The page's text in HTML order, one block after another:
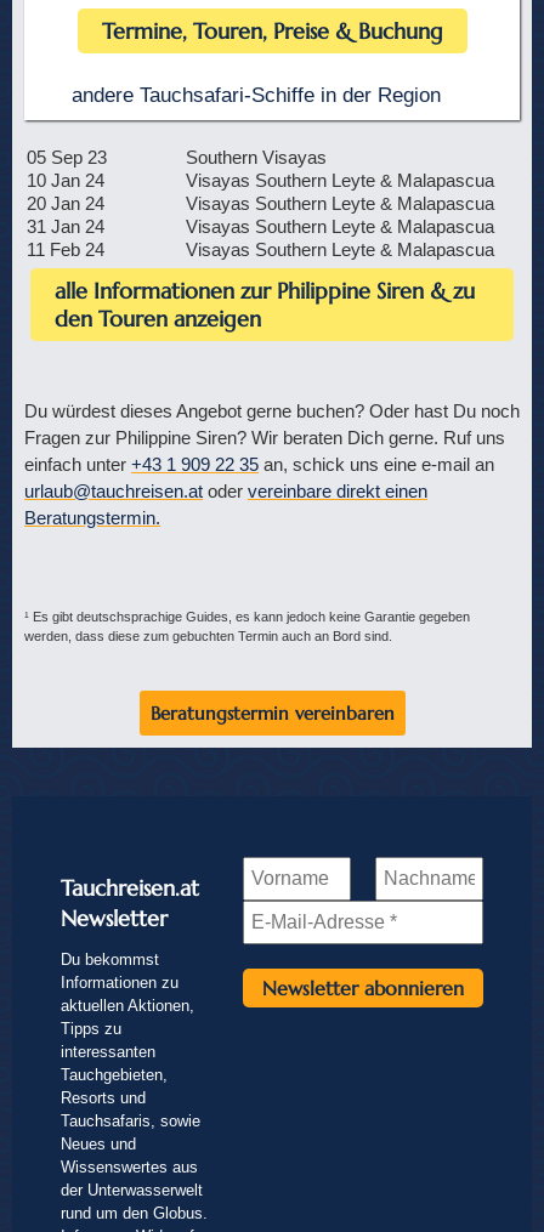
Termine, Touren, Preise & Buchung
andere Tauchsafari-Schiffe in der Region
05 Sep 23
Southern Visayas
10 Jan 24
Visayas Southern Leyte & Malapascua
20 Jan 24
Visayas Southern Leyte & Malapascua
31 Jan 24
Visayas Southern Leyte & Malapascua
11 Feb 24
Visayas Southern Leyte & Malapascua
alle Informationen zur Philippine Siren & zu
den Touren anzeigen
Du würdest dieses Angebot gerne buchen? Oder hast Du noch
Fragen zur Philippine Siren? Wir beraten Dich gerne. Ruf uns
einfach unter +43 1 909 22 35 an, schick uns eine e-mail an
urlaub@tauchreisen.at oder vereinbare direkt einen
Beratungstermin.
¹ Es gibt deutschsprachige Guides, es kann jedoch keine Garantie gegeben
werden, dass diese zum gebuchten Termin auch an Bord sind.
Beratungstermin vereinbaren
Tauchreisen.at
Newsletter
Du bekommst
Informationen zu
aktuellen Aktionen,
Tipps zu
interessanten
Tauchgebieten,
Resorts und
Tauchsafaris, sowie
Neues und
Wissenswertes aus
der Unterwasserwelt
rund um den Globus.